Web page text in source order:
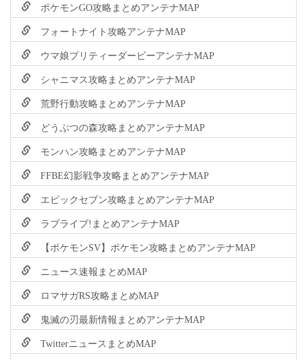
ポケモンGO攻略まとめアンテナMAP
フォートナイト攻略アンテナMAP
ウマ娘プリティーダービーアンテナMAP
シャニマス攻略まとめアンテナMAP
荒野行動攻略まとめアンテナMAP
どうぶつの森攻略まとめアンテナMAP
モンハン攻略まとめアンテナMAP
FFBE幻影戦争攻略まとめアンテナMAP
エピックセブン攻略まとめアンテナMAP
ラブライブ!まとめアンテナMAP
【ポケモンSV】ポケモン攻略まとめアンテナMAP
ニュース速報まとめMAP
ロマサガRS攻略まとめMAP
鬼滅の刃最新情報まとめアンテナMAP
TwitterニュースまとめMAP